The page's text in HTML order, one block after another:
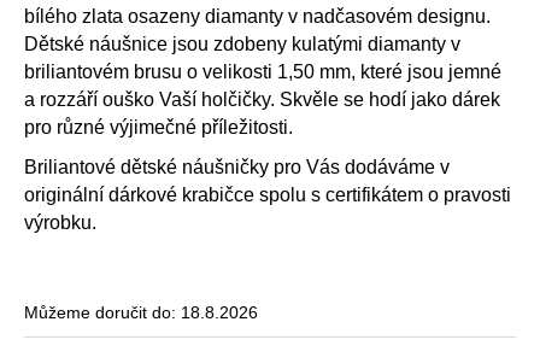
bílého zlata osazeny diamanty v nadčasovém designu.
Dětské náušnice jsou zdobeny kulatými diamanty v
briliantovém brusu o velikosti 1,50 mm, které jsou jemné
a rozzáří ouško Vaší holčičky. Skvěle se hodí jako dárek
pro různé výjimečné příležitosti.
Briliantové dětské náušničky pro Vás dodáváme v
originální dárkové krabičce spolu s certifikátem o pravosti
výrobku.
Můžeme doručit do: 18.8.2026
D
o
p
o
r
u
č
e
m